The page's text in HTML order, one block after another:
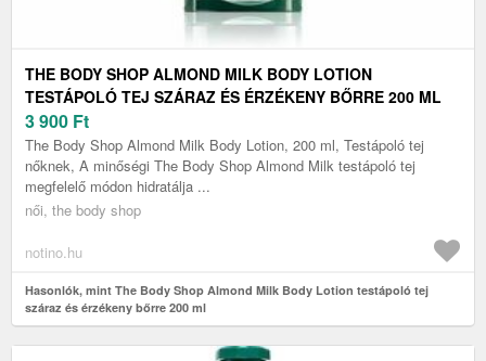
THE BODY SHOP ALMOND MILK BODY LOTION
TESTÁPOLÓ TEJ SZÁRAZ ÉS ÉRZÉKENY BŐRRE 200 ML
3 900 Ft
The Body Shop Almond Milk Body Lotion, 200 ml, Testápoló tej
nőknek, A minőségi The Body Shop Almond Milk testápoló tej
megfelelő módon hidratálja ...
női, the body shop
notino.hu
Hasonlók, mint The Body Shop Almond Milk Body Lotion testápoló tej
száraz és érzékeny bőrre 200 ml